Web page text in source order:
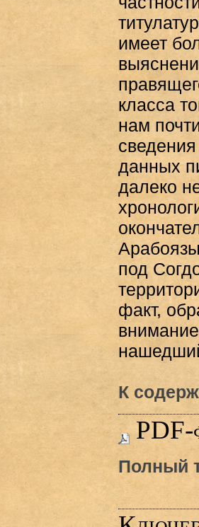
имеет
класса
нам
данных
далеко
под
факт,
К
PDF-
Полный